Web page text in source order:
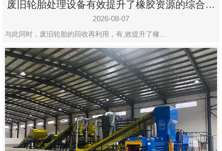
设
有
限
公
司
豫
ICP
备
19020390
废旧轮胎处理设备有效提升了橡胶资源的综合利
用率
2026-08-07
与此同时，废旧轮胎的回收再利用，有,效提升了橡…